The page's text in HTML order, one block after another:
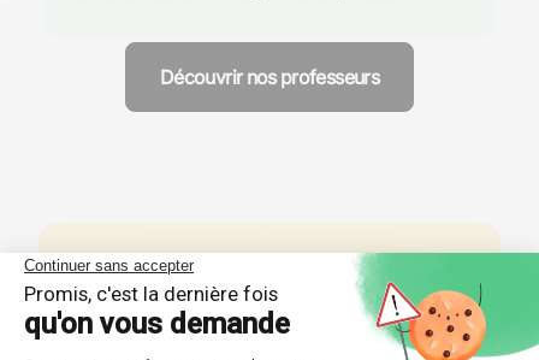
Découvrir nos professeurs
Réponses aux questions
posées par nos futurs élèves